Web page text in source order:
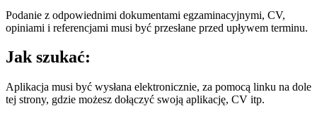
Podanie z odpowiednimi dokumentami egzaminacyjnymi, CV,
opiniami i referencjami musi być przesłane przed upływem terminu.
Jak szukać:
Aplikacja musi być wysłana elektronicznie, za pomocą linku na dole
tej strony, gdzie możesz dołączyć swoją aplikację, CV itp.